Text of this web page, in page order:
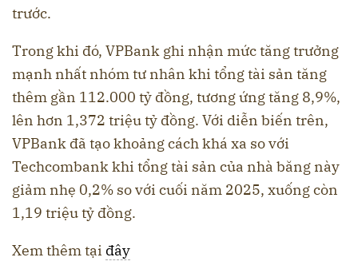
trước.
Trong khi đó, VPBank ghi nhận mức tăng trưởng
mạnh nhất nhóm tư nhân khi tổng tài sản tăng
thêm gần 112.000 tỷ đồng, tương ứng tăng 8,9%,
lên hơn 1,372 triệu tỷ đồng. Với diễn biến trên,
VPBank đã tạo khoảng cách khá xa so với
Techcombank khi tổng tài sản của nhà băng này
giảm nhẹ 0,2% so với cuối năm 2025, xuống còn
1,19 triệu tỷ đồng.
Xem thêm tại đây